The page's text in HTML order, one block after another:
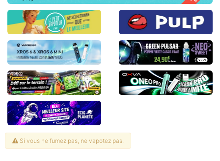
Si vous ne fumez pas, ne vapotez pas.